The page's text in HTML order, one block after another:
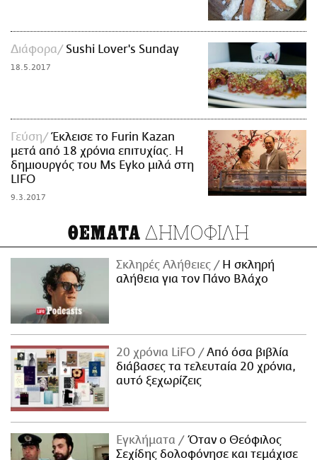
Διάφορα Sushi Lover's Sunday
18.5.2017
Γεύση
Έκλεισε το Furin Kazan
μετά από 18 χρόνια επιτυχίας. Η
δημιουργός του Ms Eyko μιλά στη
LIFO
9.3.2017
ΘΕΜΑΤΑ ΔΗΜΟΦΙΛΗ
Σκληρές Αλήθειες
H σκληρή
αλήθεια για τον Πάνο Βλάχο
20 χρόνια LiFO
Από όσα βιβλία
διάβασες τα τελευταία 20 χρόνια,
αυτό ξεχωρίζεις
Εγκλήματα
Όταν ο Θεόφιλος
Σεχίδης δολοφόνησε και τεμάχισε